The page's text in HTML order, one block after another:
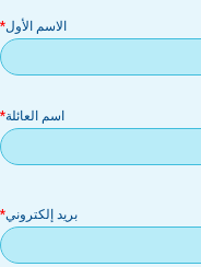
الاسم الأول
اسم العائلة
بريد إلكتروني